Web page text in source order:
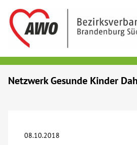
Netzwerk Gesunde Kinder
08.10.2018